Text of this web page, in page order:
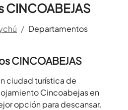
/ Departamentos
CINCOABEJAS
ciudad turística de
Cincoabejas en
opción para descansar.